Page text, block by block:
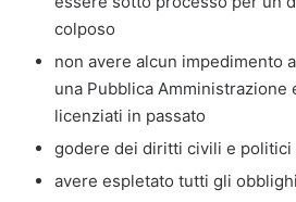
colposo
non avere alcun impedimento
una Pubblica Amministrazione
licenziati in passato
godere dei diritti civili e politici
avere espletato tutti gli